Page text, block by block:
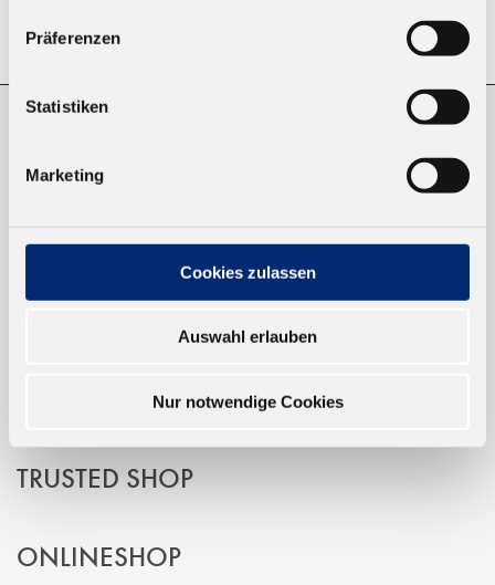
Präferenzen
Statistiken
Marketing
Cookies zulassen
Auswahl erlauben
Nur notwendige Cookies
© KLEIBERIT SE & CO. KG, Max-Becker-Str. 4, 76356 Weingarten,
NEUKUNDEN
EINFACH BEZAHLEN
TRUSTED SHOP
ONLINESHOP